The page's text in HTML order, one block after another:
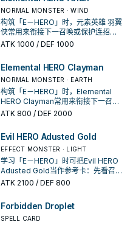
NORMAL MONSTER · WIND
构筑「E－HERO」时，元素英雄 羽翼
侠常用来衔接下一召唤或保护连招；
是否投入取决于你的手坑／解场配
ATK 1000 / DEF 1000
Elemental HERO Clayman
NORMAL MONSTER · EARTH
构筑「E－HERO」时，Elemental
HERO Clayman常用来衔接下一召唤
或保护连招；是否投入取决于你的手
ATK 800 / DEF 2000
Evil HERO Adusted Gold
EFFECT MONSTER · LIGHT
学习「E－HERO」时可把Evil HERO
Adusted Gold当作参考卡：先看召唤
条件，再确认它是起手、展开还是收
ATK 2100 / DEF 800
Forbidden Droplet
SPELL CARD